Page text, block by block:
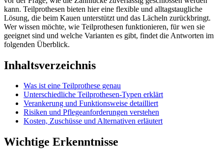
kann. Teilprothesen bieten hier eine flexible und alltagstaugliche
Lösung, die beim Kauen unterstützt und das Lächeln zurückbringt.
Wer wissen möchte, wie Teilprothesen funktionieren, für wen sie
geeignet sind und welche Varianten es gibt, findet die Antworten im
folgenden Überblick.
Inhaltsverzeichnis
Was ist eine Teilprothese genau
Unterschiedliche Teilprothesen‑Typen erklärt
Verankerung und Funktionsweise detailliert
Risiken und Pflegeanforderungen verstehen
Kosten, Zuschüsse und Alternativen erläutert
Wichtige Erkenntnisse